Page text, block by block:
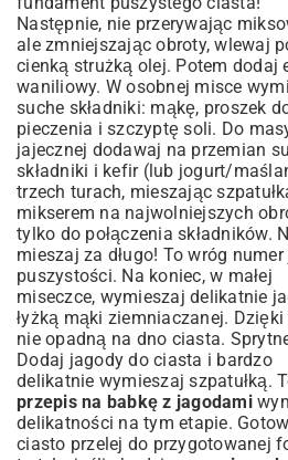
Następnie, nie przerywając
ale zmniejszając obroty, wlewaj
cienką strużką olej. Potem dodaj
waniliowy. W osobnej misce
suche składniki: mąkę, proszek
pieczenia i szczyptę soli. Do
jajecznej dodawaj na przemian
składniki i kefir (lub jogurt/
trzech turach, mieszając
mikserem na najwolniejszych
tylko do połączenia składników.
mieszaj za długo! To wróg numer
puszystości. Na koniec, w małej
miseczce, wymieszaj delikatnie
łyżką mąki ziemniaczanej. Dzięki
nie opadną na dno ciasta.
Dodaj jagody do ciasta i bardzo
delikatnie wymieszaj szpatułką.
przepis na babkę z jagodami
delikatności na tym etapie.
ciasto przelej do przygotowanej